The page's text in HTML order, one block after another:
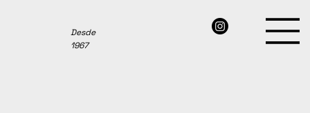
Desde
1967